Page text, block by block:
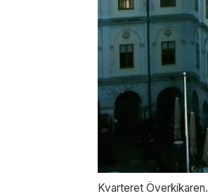
Kvarteret Överkikaren.